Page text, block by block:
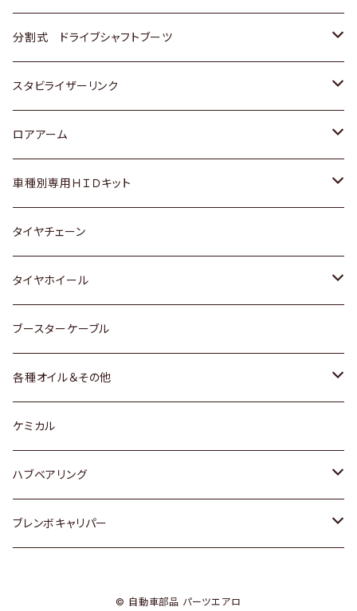
三菱
スバル
スバル
日産
いすゞ
ダイハツ
マツダ
三菱
スバル
レクサス
ホンダ
スズキ
日産
ダイハツ
マツダ
三菱
スバル
トヨタ
ホンダ
スズキ
日産
いすゞ
ダイハツ
マツダ
三菱
スバル
分割式 ドライブシャフトブーツ
トヨタ
ホンダ
スズキ
日産
ダイハツ
スバル
スタビライザーリンク
トヨタ
ホンダ
スズキ
日産
ダイハツ
マツダ
ロアアーム
ホンダ
スズキ
日産
ダイハツ
マツダ
スバル
車種別専用ＨＩＤキット
トヨタ
マツダ
タイヤチェーン
タイヤホイール
トヨタ
ホンダ
スズキ
日産
ダイハツ
ブースターケーブル
各種オイル＆その他
ディーデル洗浄添加剤
ケミカル
ハブベアリング
トヨタ
ブレンボキャリパー
© 自動車部品 パーツエアロ